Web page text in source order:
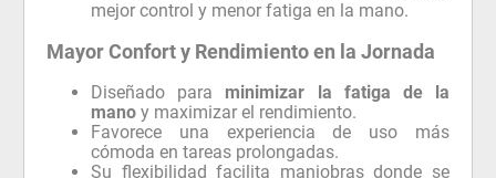
mejor control y menor fatiga en la mano.
Mayor Confort y Rendimiento en la Jornada
Diseñado para minimizar la fatiga de la
mano y maximizar el rendimiento.
Favorece una experiencia de uso más
cómoda en tareas prolongadas.
Su flexibilidad facilita maniobras donde se